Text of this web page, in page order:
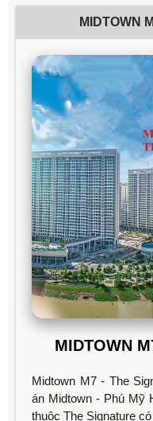
MIDTOWN
MIDTOWN
Midtown M7 - The
án Midtown - Phú Mỹ
thuộc The Signature